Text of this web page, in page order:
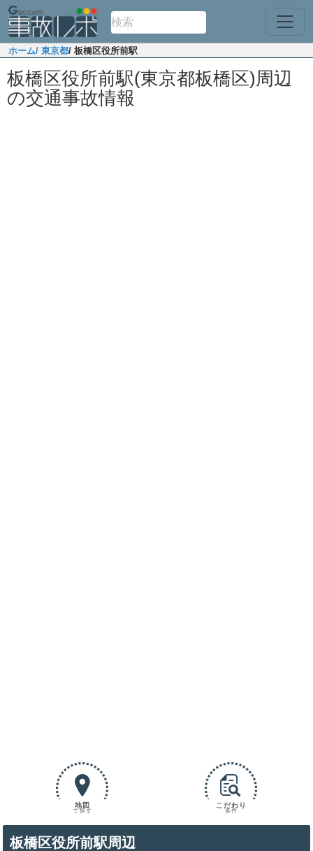
ホーム/ 東京都/ 板橋区役所前駅
板橋区役所前駅(東京都板橋区)周辺
の交通事故情報
地図
で探す
こだわり
条件
板橋区役所前駅周辺